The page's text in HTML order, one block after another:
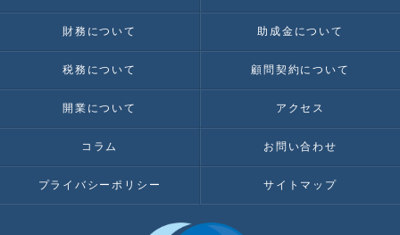
財務について 助成金について
税務について 顧問契約について
開業について アクセス
コラム お問い合わせ
プライバシーポリシー サイトマップ